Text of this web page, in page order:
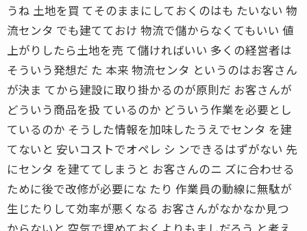
うね 土地を買 てそのままにしておくのはも たいない 物
流センタ でも建てておけ 物流で儲からなくてもいい 値
上がりしたら土地を売 て儲ければいい 多くの経営者は
そういう発想だ た 本来 物流センタ というのはお客さん
が決ま てから建設に取り掛かるのが原則だ お客さんが
どういう商品を扱 ているのか どういう作業を必要とし
ているのか そうした情報を加味したうえでセンタ を建
てないと 安いコストでオペレ シ ンできるはずがない 先
にセンタ を建ててしまうと お客さんのニ ズに合わせる
ために後で改修が必要にな たり 作業員の動線に無駄が
生じたりして効率が悪くなる お客さんがなかなか見つ